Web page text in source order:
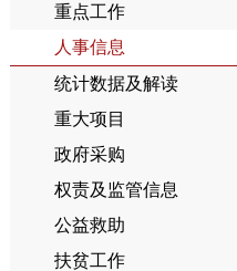
重点工作
人事信息
统计数据及解读
重大项目
政府采购
权责及监管信息
公益救助
扶贫工作